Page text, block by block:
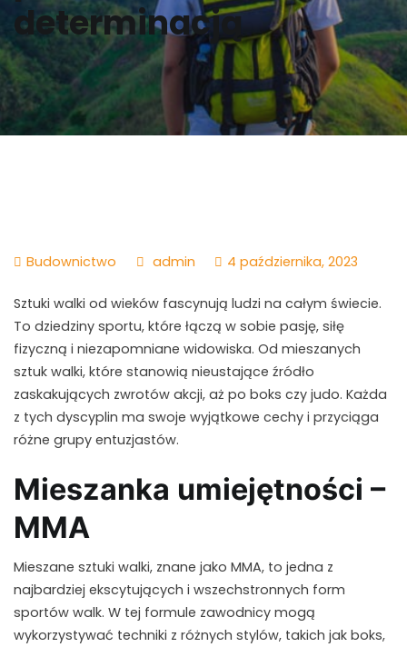
determinacją
Budownictwo admin 4 października, 2023
Sztuki walki od wieków fascynują ludzi na całym świecie.
To dziedziny sportu, które łączą w sobie pasję, siłę
fizyczną i niezapomniane widowiska. Od mieszanych
sztuk walki, które stanowią nieustające źródło
zaskakujących zwrotów akcji, aż po boks czy judo. Każda
z tych dyscyplin ma swoje wyjątkowe cechy i przyciąga
różne grupy entuzjastów.
Mieszanka umiejętności –
MMA
Mieszane sztuki walki, znane jako MMA, to jedna z
najbardziej ekscytujących i wszechstronnych form
sportów walk. W tej formule zawodnicy mogą
wykorzystywać techniki z różnych stylów, takich jak boks,